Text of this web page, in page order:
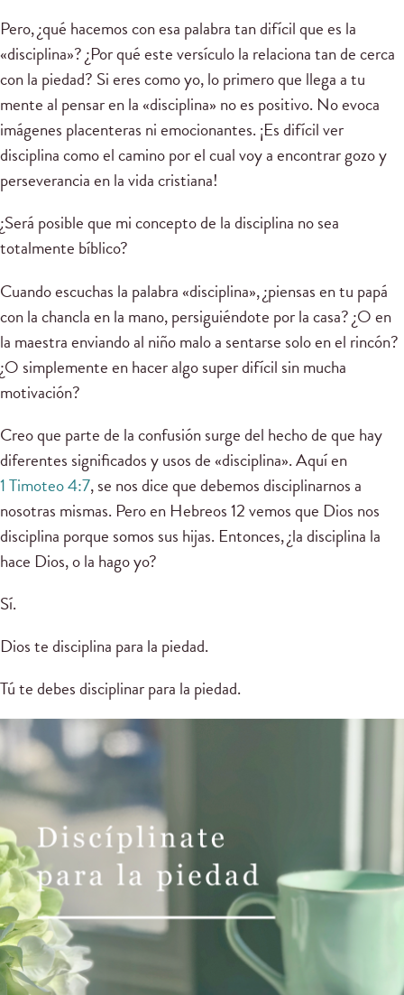
Pero, ¿qué hacemos con esa palabra tan difícil que es la
«disciplina»? ¿Por qué este versículo la relaciona tan de cerca
con la piedad? Si eres como yo, lo primero que llega a tu
mente al pensar en la «disciplina» no es positivo. No evoca
imágenes placenteras ni emocionantes. ¡Es difícil ver
disciplina como el camino por el cual voy a encontrar gozo y
perseverancia en la vida cristiana!
¿Será posible que mi concepto de la disciplina no sea
totalmente bíblico?
Cuando escuchas la palabra «disciplina», ¿piensas en tu papá
con la chancla en la mano, persiguiéndote por la casa? ¿O en
la maestra enviando al niño malo a sentarse solo en el rincón?
¿O simplemente en hacer algo super difícil sin mucha
motivación?
Creo que parte de la confusión surge del hecho de que hay
diferentes significados y usos de «disciplina». Aquí en
1 Timoteo 4:7, se nos dice que debemos disciplinarnos a
nosotras mismas. Pero en Hebreos 12 vemos que Dios nos
disciplina porque somos sus hijas. Entonces, ¿la disciplina la
hace Dios, o la hago yo?
Sí.
Dios te disciplina para la piedad.
Tú te debes disciplinar para la piedad.